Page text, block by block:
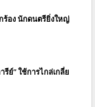
ร้อง นักดนตรียิ่งใหญ่
ย์” ใช้การไกล่เกลี่ย